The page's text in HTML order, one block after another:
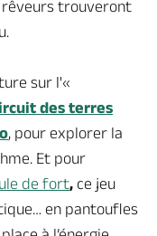
rêveurs trouveront
sur l'«
ircuit des terres
, pour explorer la
Et pour
de fort, ce jeu
en pantoufles